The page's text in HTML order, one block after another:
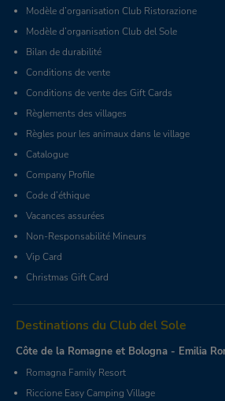
Modèle d’organisation Club Ristorazione
Modèle d’organisation Club del Sole
Bilan de durabilité
Conditions de vente
Conditions de vente des Gift Cards
Règlements des villages
Règles pour les animaux dans le village
Catalogue
Company Profile
Code d’éthique
Vacances assurées
Non-Responsabilité Mineurs
Vip Card
Christmas Gift Card
Destinations du Club del Sole
Côte de la Romagne et Bologna - Emilia
Romagna Family Resort
Riccione Easy Camping Village